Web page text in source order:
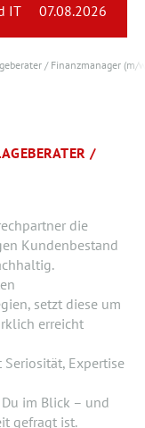
IT 07.08.2026
/ Finanzmanager (m/
/
die
Kundenbestand
setzt diese um
erreicht
Expertise
im Blick – und
gefragt ist.